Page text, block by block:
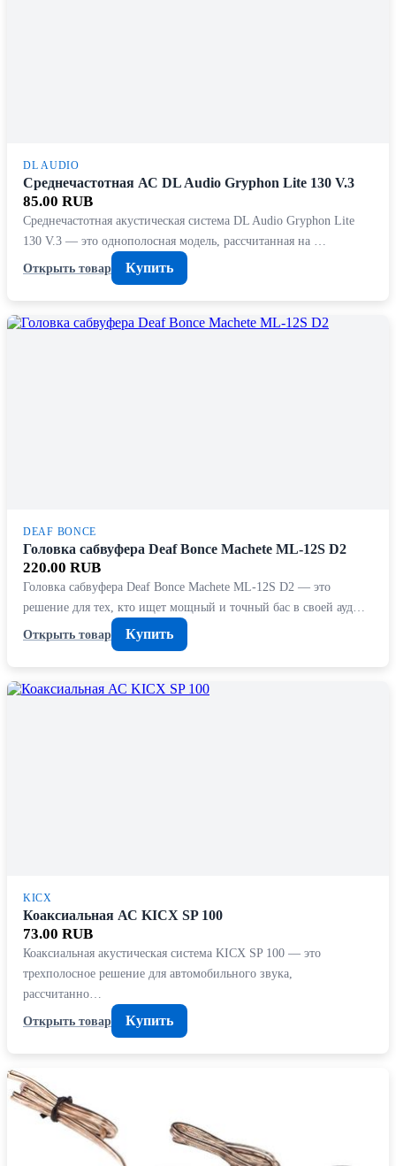
DL AUDIO
Среднечастотная АС DL Audio Gryphon Lite 130 V.3
85.00 RUB
Среднечастотная акустическая система DL Audio Gryphon Lite
130 V.3 — это однополосная модель, рассчитанная на …
Открыть товар
Купить
DEAF BONCE
Головка сабвуфера Deaf Bonce Machete ML-12S D2
220.00 RUB
Головка сабвуфера Deaf Bonce Machete ML-12S D2 — это
решение для тех, кто ищет мощный и точный бас в своей ауд…
Открыть товар
Купить
KICX
Коаксиальная АС KICX SP 100
73.00 RUB
Коаксиальная акустическая система KICX SP 100 — это
трехполосное решение для автомобильного звука,
рассчитанно…
Открыть товар
Купить